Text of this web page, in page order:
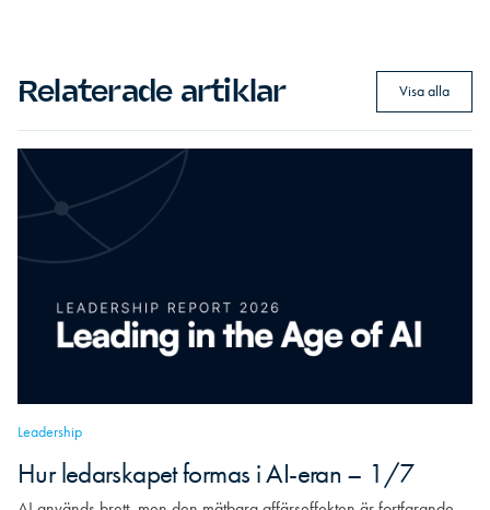
Relaterade artiklar Visa alla
Leadership
Hur ledarskapet formas i AI-eran – 1/7